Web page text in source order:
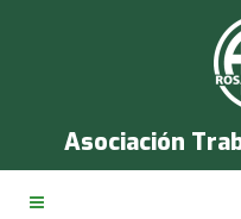
Asociación